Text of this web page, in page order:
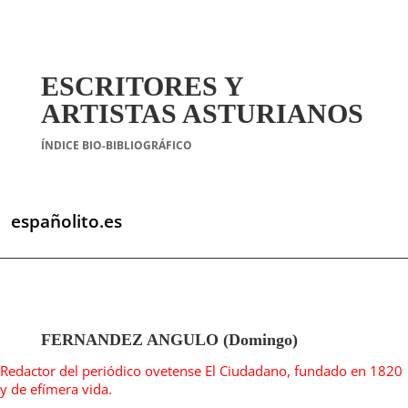
ESCRITORES Y
ARTISTAS ASTURIANOS
ÍNDICE BIO-BIBLIOGRÁFICO
españolito.es
FERNANDEZ ANGULO (Domingo)
Redactor del periódico ovetense El Ciudadano, fundado en 1820
y de efímera vida.